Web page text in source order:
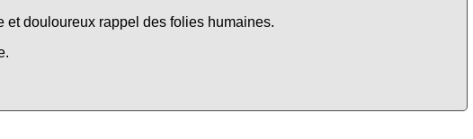
douloureux rappel des folies humaines.